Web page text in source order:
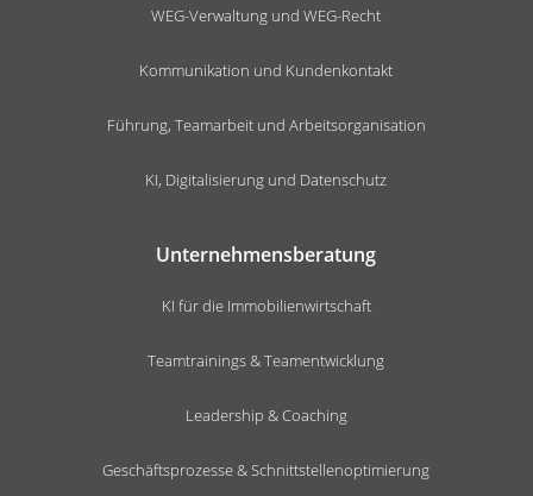
WEG-Verwaltung und WEG-Recht
Kommunikation und Kundenkontakt
Führung, Teamarbeit und Arbeitsorganisation
KI, Digitalisierung und Datenschutz
Unternehmensberatung
KI für die Immobilienwirtschaft
Teamtrainings & Teamentwicklung
Leadership & Coaching
Geschäftsprozesse & Schnittstellenoptimierung